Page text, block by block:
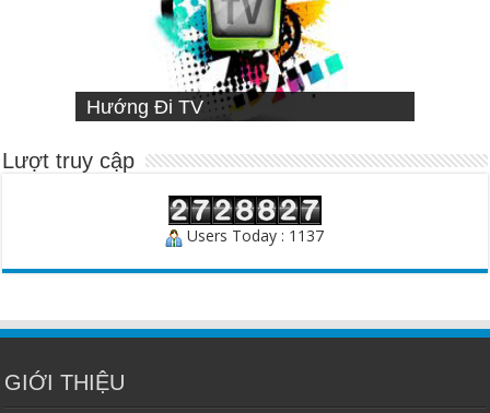
Hướng Đi TV
Sống Đạo
VIETNAMESE MISSIONARY
INSTITUTE
Người Chăn Bầy
Lượt truy cập
Users Today : 1137
GIỚI THIỆU